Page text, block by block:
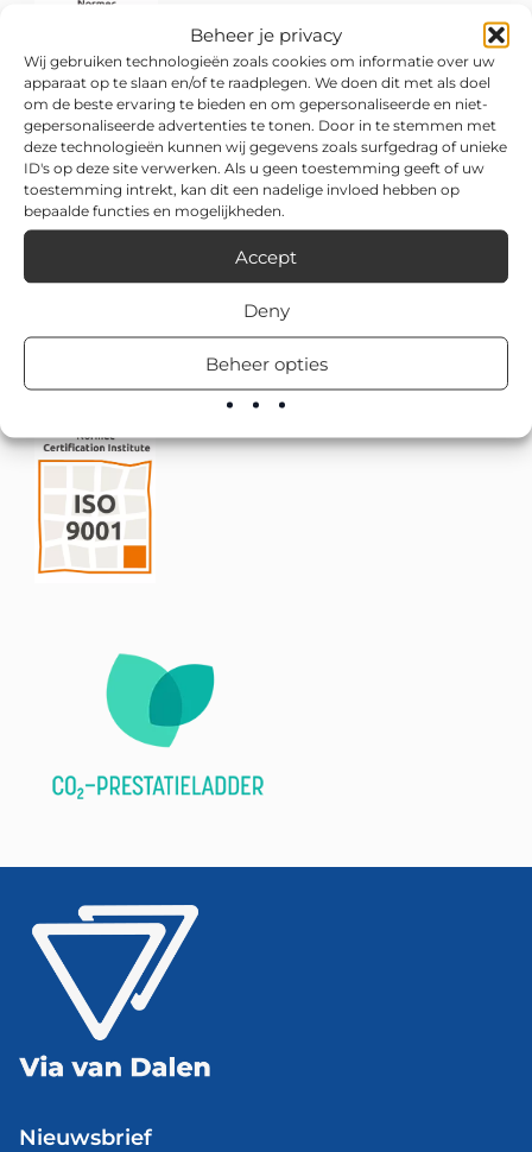
Beheer je privacy
Wij gebruiken technologieën zoals cookies om informatie over uw
apparaat op te slaan en/of te raadplegen. We doen dit met als doel
om de beste ervaring te bieden en om gepersonaliseerde en niet-
gepersonaliseerde advertenties te tonen. Door in te stemmen met
deze technologieën kunnen wij gegevens zoals surfgedrag of unieke
ID's op deze site verwerken. Als u geen toestemming geeft of uw
toestemming intrekt, kan dit een nadelige invloed hebben op
bepaalde functies en mogelijkheden.
Accept
Deny
Beheer opties
Nieuwsbrief